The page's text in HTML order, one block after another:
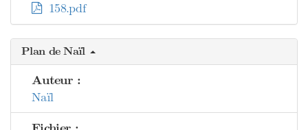
158.pdf
Plan de Naïl
Auteur :
Naïl